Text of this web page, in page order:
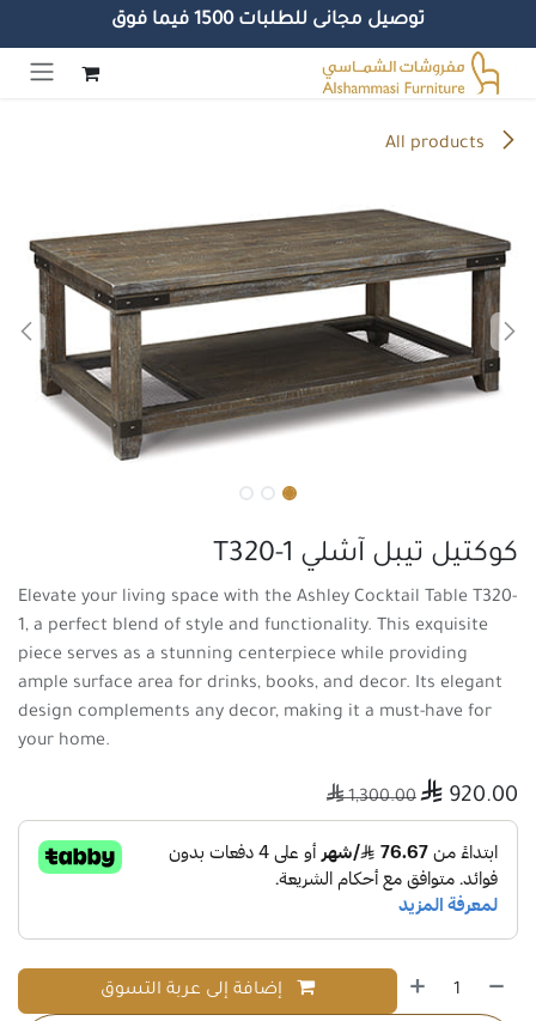
توصيل مجانى للطلبات 1500 فيما فوق
تخطي للذهاب إلى المحتوى
All products
كوكتيل تيبل آشلي T320-1
Elevate your living space with the Ashley Cocktail Table T320-
1, a perfect blend of style and functionality. This exquisite
piece serves as a stunning centerpiece while providing
ample surface area for drinks, books, and decor. Its elegant
design complements any decor, making it a must-have for
your home.
920.00
1,300.00

إضافة إلى عربة التسوق